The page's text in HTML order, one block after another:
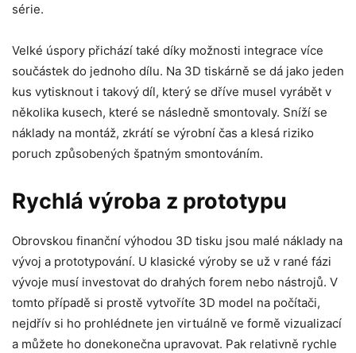
série.
Velké úspory přichází také díky možnosti integrace více
součástek do jednoho dílu. Na 3D tiskárně se dá jako jeden
kus vytisknout i takový díl, který se dříve musel vyrábět v
několika kusech, které se následně smontovaly. Sníží se
náklady na montáž, zkrátí se výrobní čas a klesá riziko
poruch způsobených špatným smontováním.
Rychlá výroba z prototypu
Obrovskou finanční výhodou 3D tisku jsou malé náklady na
vývoj a prototypování. U klasické výroby se už v rané fázi
vývoje musí investovat do drahých forem nebo nástrojů. V
tomto případě si prostě vytvoříte 3D model na počítači,
nejdřív si ho prohlédnete jen virtuálně ve formě vizualizací
a můžete ho donekonečna upravovat. Pak relativně rychle